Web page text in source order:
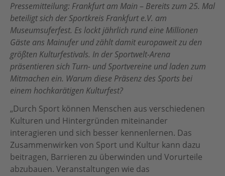
Anleitung
#BeActive FrankfurtRheinMain
MainSport APP
Botschafter:innen
Team
Partner
Partnersportkreise
AGB
Home
Datenschutz
Impressum
Für Vereine
Pressemitteilung: Frankfurt am Main – Bereits zum 25. Mal
beteiligt sich der Sportkreis Frankfurt e.V. am
Museumsuferfest. Es lockt jährlich rund eine Millionen
Gäste ans Mainufer und zählt damit europaweit zu den
größten Kulturfestivals. In der Sportwelt-Arena
präsentieren sich Turn- und Sportvereine und laden zum
Mitmachen ein. Warum diese Präsenz des Sports bei
einem hochkarätigen Kulturfest?
„Durch Sport können Menschen aus verschiedenen
Kulturen und Hintergründen miteinander
interagieren und sich besser kennenlernen. Das
Zusammenwirken von Sport und Kultur kann dazu
beitragen, Barrieren zu überwinden und Vorurteile
abzubauen. Veranstaltungen wie das